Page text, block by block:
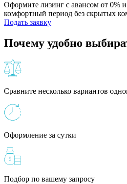
Оформите лизинг с авансом от 0% и
комфортный период без скрытых
Подать заявку
Почему удобно
Сравните несколько вариантов
Оформление за сутки
Подбор по вашему запросу